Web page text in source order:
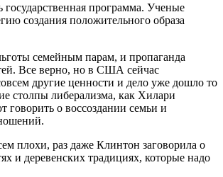
программа. Ученые
создания положительного образа
семейным парам, и пропаганда
Все верно, но в США сейчас
другие ценности и дело уже дошло то
столпы либерализма, как Хилари
говорить о воссоздании семьи и
плохи, раз даже Клинтон заговорила о
и деревенских традициях, которые надо